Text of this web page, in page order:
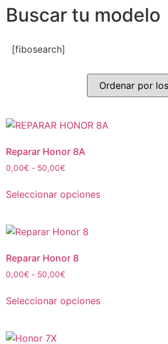
Buscar tu modelo
[fibosearch]
Reparar Honor 8A
0,00€ - 50,00€
Seleccionar opciones
Reparar Honor 8
0,00€ - 50,00€
Seleccionar opciones